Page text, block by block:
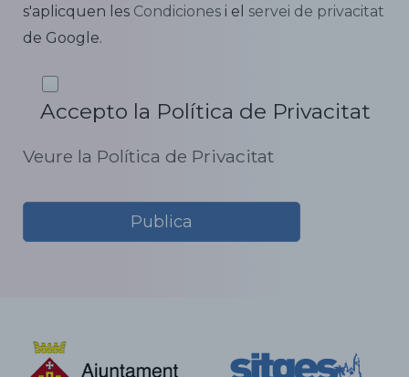
s'aplicquen les Condiciones i el servei de privacitat
de Google.
Accepto la Política de Privacitat
Veure la Política de Privacitat